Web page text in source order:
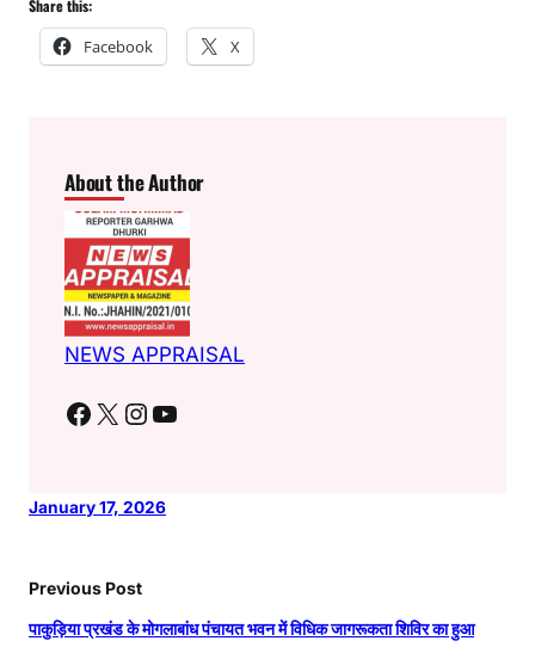
Share this:
Facebook X
About the Author
NEWS APPRAISAL
Facebook X Instagram YouTube
January 17, 2026
Previous Post
पाकुड़िया प्रखंड के मोगलाबांध पंचायत भवन में विधिक जागरूकता शिविर का हुआ